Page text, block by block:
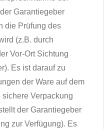
Garantiegeber
die Prüfung des
(z.B. durch
Vor-Ort Sichtung
Es ist darauf zu
der Ware auf dem
Verpackung
der Garantiegeber
zur Verfügung). Es